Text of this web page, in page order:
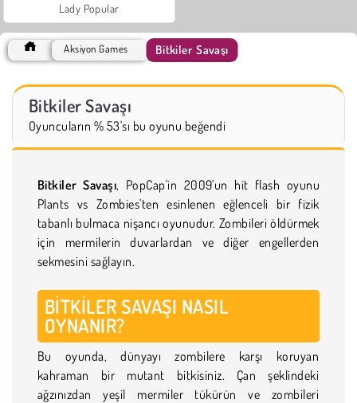
Lady Popular
Aksiyon Games Bitkiler Savaşı
Bitkiler Savaşı
Oyuncuların % 53'sı bu oyunu beğendi
Bitkiler Savaşı, PopCap'in 2009'un hit flash oyunu
Plants vs Zombies'ten esinlenen eğlenceli bir fizik
tabanlı bulmaca nişancı oyunudur. Zombileri öldürmek
için mermilerin duvarlardan ve diğer engellerden
sekmesini sağlayın.
BITKILER SAVAŞI NASIL
OYNANIR?
Bu oyunda, dünyayı zombilere karşı koruyan
kahraman bir mutant bitkisiniz. Çan şeklindeki
ağzınızdan yeşil mermiler tükürün ve zombileri